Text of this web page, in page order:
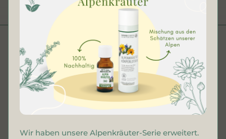
Alpenkräuter Creme
Wir haben unsere Alpenkräuter-Serie erweitert.